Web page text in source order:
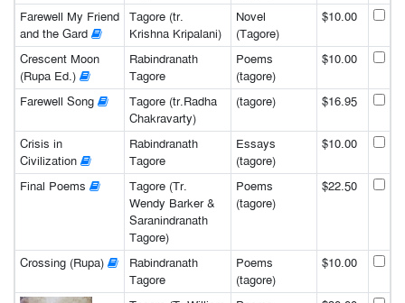
Farewell My Friend
and the Gard
Tagore (tr.
Krishna Kripalani)
Novel
(Tagore)
$10.00
Crescent Moon
(Rupa Ed.)
Rabindranath
Tagore
Poems
(tagore)
$10.00
Farewell Song
Tagore (tr.Radha
Chakravarty)
(tagore) $16.95
Crisis in
Civilization
Rabindranath
Tagore
Essays
(tagore)
$10.00
Final Poems
Tagore (Tr.
Wendy Barker &
Saranindranath
Tagore)
Poems
(tagore)
$22.50
Crossing (Rupa)
Rabindranath
Tagore
Poems
(tagore)
$10.00